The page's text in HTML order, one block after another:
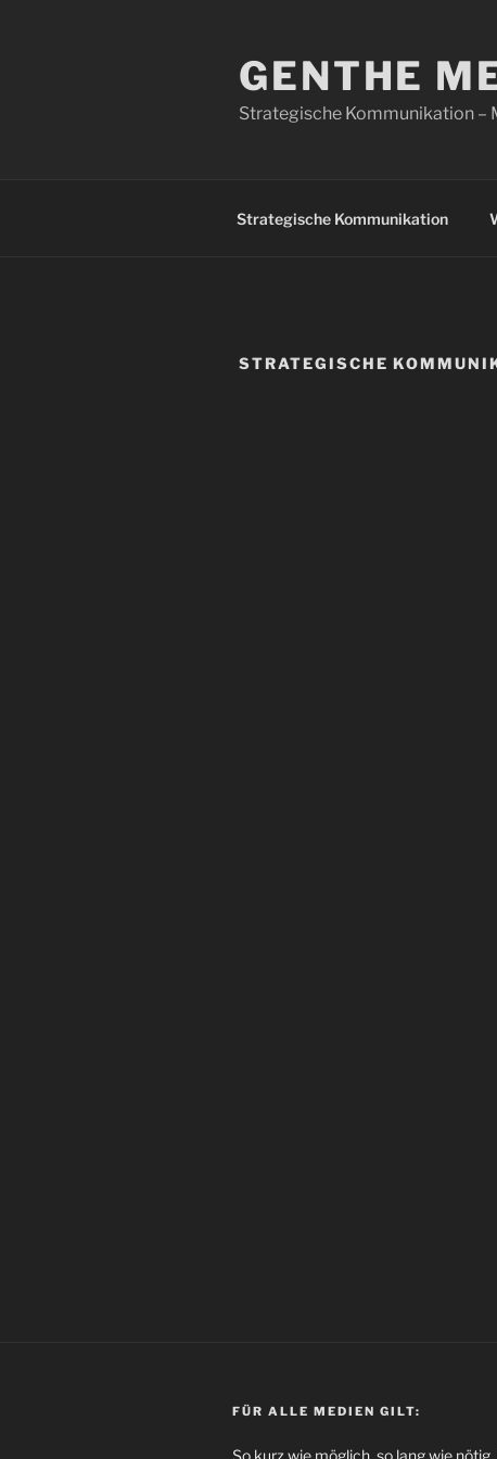
GENTHE
Strategische Kommunikation –
Strategische Kommunikation
STRATEGISCHE
FÜR ALLE MEDIEN GILT:
So kurz wie möglich, so lang wie